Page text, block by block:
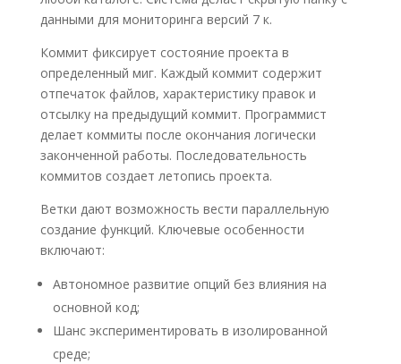
данными для мониторинга версий 7 к.
Коммит фиксирует состояние проекта в
определенный миг. Каждый коммит содержит
отпечаток файлов, характеристику правок и
отсылку на предыдущий коммит. Программист
делает коммиты после окончания логически
законченной работы. Последовательность
коммитов создает летопись проекта.
Ветки дают возможность вести параллельную
создание функций. Ключевые особенности
включают:
Автономное развитие опций без влияния на
основной код;
Шанс экспериментировать в изолированной
среде;